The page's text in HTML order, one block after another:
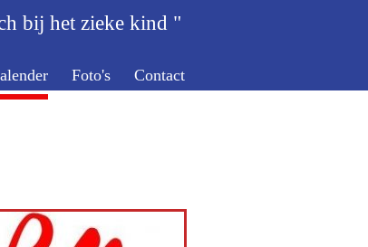
Foto's Contact
bij het zieke kind "